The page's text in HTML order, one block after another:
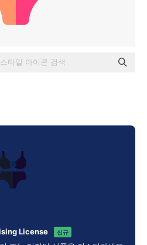
License 신규